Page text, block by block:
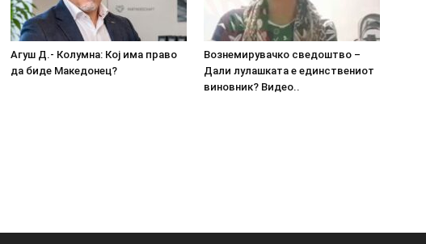
Агуш Д.- Колумна: Кој има право
да биде Македонец?
Вознемирувачко сведоштво –
Дали лулашката е единствениот
виновник? Видео..